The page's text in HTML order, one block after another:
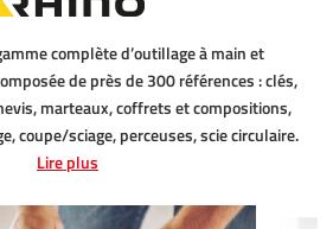
complète d’outillage à main et
de près de 300 références : clés,
marteaux, coffrets et compositions,
coupe/sciage, perceuses, scie circulaire.
Lire plus